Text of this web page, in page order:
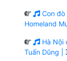
Con đò
Homeland
Hà Nội
Tuấn Dũng |